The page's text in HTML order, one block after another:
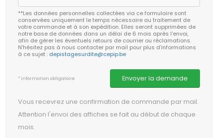
**Les données personnelles collectées via ce formulaire sont
conservées uniquement le temps nécessaire au traitement de
votre commande et à son expédition. Elles seront supprimées de
notre base de données dans un délai de 6 mois après l'envoi,
afin de gérer les éventuels retours de courrier ou réclamations.
N’hésitez pas à nous contacter par mail pour plus d’informations
à ce sujet : depistagesurdite@cepip.be
* information obligatoire Envoyer la demande
Vous recevrez une confirmation de commande par mail.
Attention l'envoi des affiches se fait au début de chaque
mois.